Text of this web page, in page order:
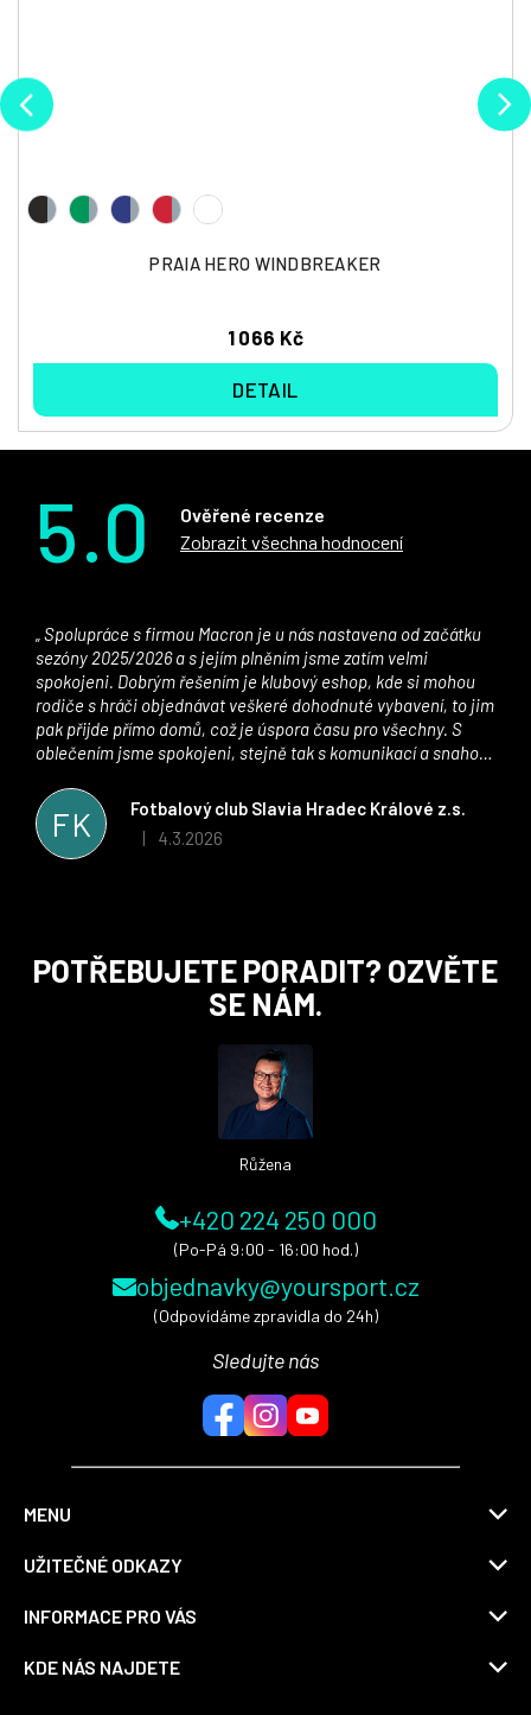
PRAIA HERO WINDBREAKER
1 066 Kč
DETAIL
5.0
Ověřené recenze
Zobrazit všechna hodnocení
FK
Fotbalový club Slavia Hradec Králové z.s.
Hodnocení obchodu je 5 z 5 hvězdiček.
| 4.3.2026
sezóny 2025/2026 a s jejím plněním jsme zatím velmi
spokojeni. Dobrým řešením je klubový eshop, kde si mohou
rodiče s hráči objednávat veškeré dohodnuté vybavení, to jim
pak přijde přímo domů, což je úspora času pro všechny. S
oblečením jsme spokojeni, stejně tak s komunikací a snahou
stran. Věříme, že v tomto duchu bude spolupráce pokračovat
i nadále, nyní už začínáme řešit i první sady dresů ;)
POTŘEBUJETE PORADIT? OZVĚTE
SE NÁM.
Růžena
+420 224 250 000
(Po-Pá 9:00 - 16:00 hod.)
objednavky@yoursport.cz
(Odpovídáme zpravidla do 24h)
Sledujte nás
MENU
UŽITEČNÉ ODKAZY
INFORMACE PRO VÁS
KDE NÁS NAJDETE